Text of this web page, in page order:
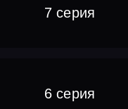
7 серия
6 серия